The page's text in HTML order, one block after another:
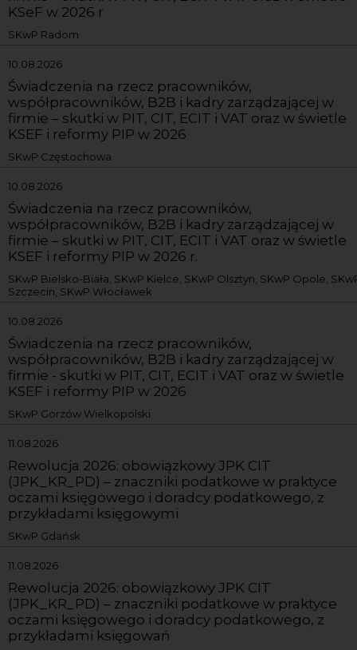
KSeF w 2026 r
SKwP Radom
10.08.2026
Świadczenia na rzecz pracowników,
współpracowników, B2B i kadry zarządzającej w
firmie – skutki w PIT, CIT, ECIT i VAT oraz w świetle
KSEF i reformy PIP w 2026
SKwP Częstochowa
10.08.2026
Świadczenia na rzecz pracowników,
współpracowników, B2B i kadry zarządzającej w
firmie – skutki w PIT, CIT, ECIT i VAT oraz w świetle
KSEF i reformy PIP w 2026 r.
SKwP Bielsko-Biała, SKwP Kielce, SKwP Olsztyn, SKwP Opole,
Szczecin, SKwP Włocławek
10.08.2026
Świadczenia na rzecz pracowników,
współpracowników, B2B i kadry zarządzającej w
firmie - skutki w PIT, CIT, ECIT i VAT oraz w świetle
KSEF i reformy PIP w 2026
SKwP Gorzów Wielkopolski
11.08.2026
Rewolucja 2026: obowiązkowy JPK CIT
(JPK_KR_PD) – znaczniki podatkowe w praktyce
oczami księgowego i doradcy podatkowego, z
przykładami księgowymi
SKwP Gdańsk
11.08.2026
Rewolucja 2026: obowiązkowy JPK CIT
(JPK_KR_PD) – znaczniki podatkowe w praktyce
oczami księgowego i doradcy podatkowego, z
przykładami księgowań